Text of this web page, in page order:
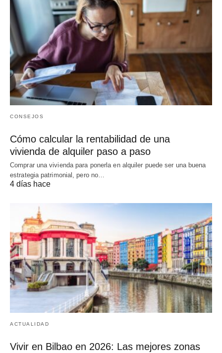
CONSEJOS
Cómo calcular la rentabilidad de una
vivienda de alquiler paso a paso
Comprar una vivienda para ponerla en alquiler puede ser una buena
estrategia patrimonial, pero no…
4 días hace
ACTUALIDAD
Vivir en Bilbao en 2026: Las mejores zonas